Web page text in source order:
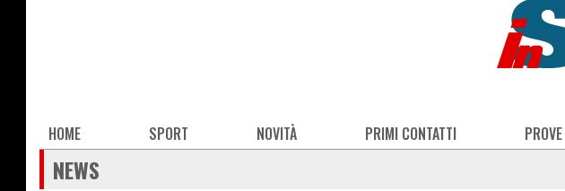
Main
navigation
HOME SPORT NOVITÀ PRIMI CONTATTI PROVE
NEWS